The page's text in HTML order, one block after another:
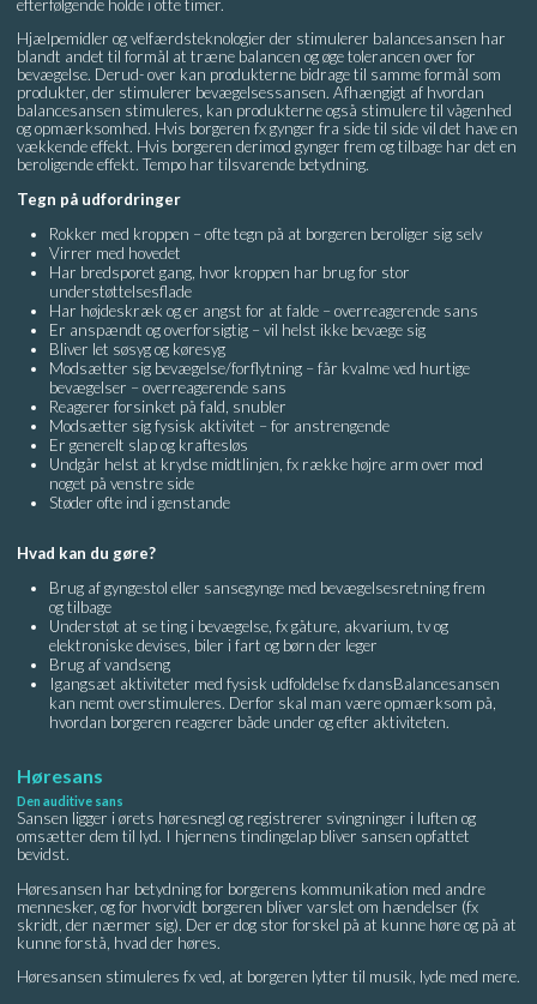
efterfølgende holde i otte timer.
Hjælpemidler og velfærdsteknologier der stimulerer balancesansen har
blandt andet til formål at træne balancen og øge tolerancen over for
bevægelse. Derud- over kan produkterne bidrage til samme formål som
produkter, der stimulerer bevægelsessansen. Afhængigt af hvordan
balancesansen stimuleres, kan produkterne også stimulere til vågenhed
og opmærksomhed. Hvis borgeren fx gynger fra side til side vil det have en
vækkende effekt. Hvis borgeren derimod gynger frem og tilbage har det en
beroligende effekt. Tempo har tilsvarende betydning.
Tegn på udfordringer
Rokker med kroppen – ofte tegn på at borgeren beroliger sig selv
Virrer med hovedet
Har bredsporet gang, hvor kroppen har brug for stor
understøttelsesflade
Har højdeskræk og er angst for at falde – overreagerende sans
Er anspændt og overforsigtig – vil helst ikke bevæge sig
Bliver let søsyg og køresyg
Modsætter sig bevægelse/forflytning – får kvalme ved hurtige
bevægelser – overreagerende sans
Reagerer forsinket på fald, snubler
Modsætter sig fysisk aktivitet – for anstrengende
Er generelt slap og kraftesløs
Undgår helst at krydse midtlinjen, fx række højre arm over mod
noget på venstre side
Støder ofte ind i genstande
Hvad kan du gøre?
Brug af gyngestol eller sansegynge med bevægelsesretning frem
og tilbage
Understøt at se ting i bevægelse, fx gåture, akvarium, tv og
elektroniske devises, biler i fart og børn der leger
Brug af vandseng
Igangsæt aktiviteter med fysisk udfoldelse fx dansBalancesansen
kan nemt overstimuleres. Derfor skal man være opmærksom på,
hvordan borgeren reagerer både under og efter aktiviteten.
Høresans
Den auditive sans
Sansen ligger i ørets høresnegl og registrerer svingninger i luften og
omsætter dem til lyd. I hjernens tindingelap bliver sansen opfattet
bevidst.
Høresansen har betydning for borgerens kommunikation med andre
mennesker, og for hvorvidt borgeren bliver varslet om hændelser (fx
skridt, der nærmer sig). Der er dog stor forskel på at kunne høre og på at
kunne forstå, hvad der høres.
Høresansen stimuleres fx ved, at borgeren lytter til musik, lyde med mere.